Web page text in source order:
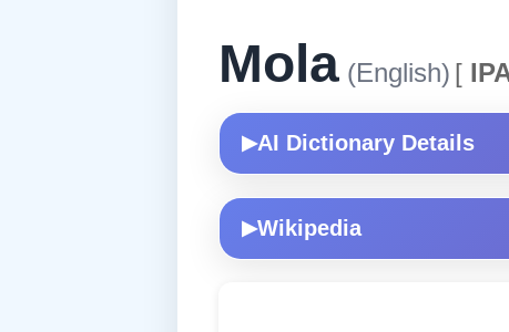
Mola (English) [
▶AI Dictionary Details
▶Wikipedia